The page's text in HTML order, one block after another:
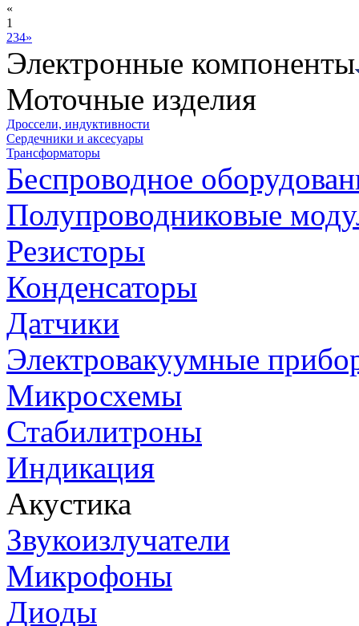
«
1
234»
Электронные компоненты
Моточные изделия
Дроссели, индуктивности
Сердечники и аксесуары
Трансформаторы
Беспроводное
Полупроводниковые
Резисторы
Конденсаторы
Датчики
Электровакуумные
Микросхемы
Стабилитроны
Индикация
Акустика
Звукоизлучатели
Микрофоны
Диоды